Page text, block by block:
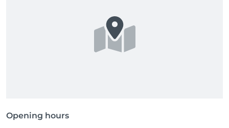
Opening hours